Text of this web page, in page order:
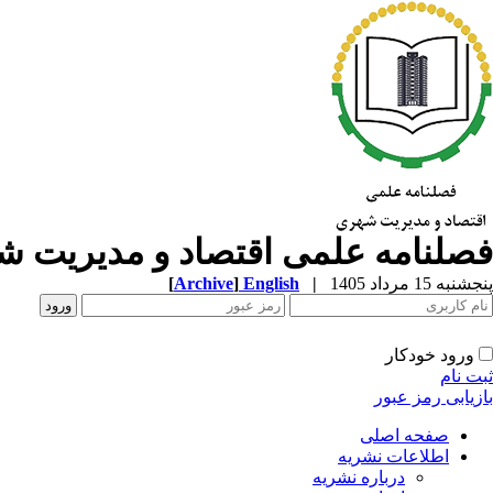
فصلنامه علمی اقتصاد و مدیریت
پنجشنبه 15 مرداد 1405 |
English
[Archive]
ورود خودکار
ثبت نام
بازیابی رمز عبور
صفحه اصلی
اطلاعات نشریه
درباره نشریه